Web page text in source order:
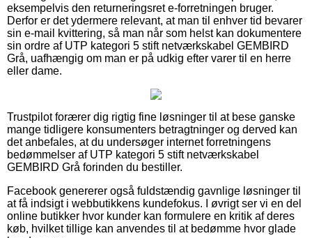
eksempelvis den returneringsret e-forretningen bruger.
Derfor er det ydermere relevant, at man til enhver tid bevarer
sin e-mail kvittering, så man når som helst kan dokumentere
sin ordre af UTP kategori 5 stift netværkskabel GEMBIRD
Grå, uafhængig om man er på udkig efter varer til en herre
eller dame.
Trustpilot forærer dig rigtig fine løsninger til at bese ganske
mange tidligere konsumenters betragtninger og derved kan
det anbefales, at du undersøger internet forretningens
bedømmelser af UTP kategori 5 stift netværkskabel
GEMBIRD Grå forinden du bestiller.
Facebook genererer også fuldstændig gavnlige løsninger til
at få indsigt i webbutikkens kundefokus. I øvrigt ser vi en del
online butikker hvor kunder kan formulere en kritik af deres
køb, hvilket tillige kan anvendes til at bedømme hvor glade